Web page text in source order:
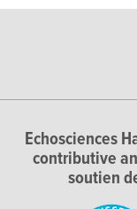
Echosciences
contributive
soutien